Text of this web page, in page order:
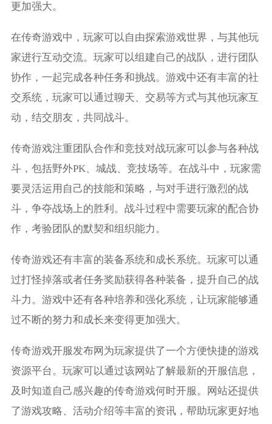
更加强大。
在传奇游戏中，玩家可以自由探索游戏世界，与其他玩
家进行互动交流。玩家可以组建自己的战队，进行团队
协作，一起完成各种任务和挑战。游戏中还有丰富的社
交系统，玩家可以通过聊天、交易等方式与其他玩家互
动，结交朋友，共同战斗。
传奇游戏注重团队合作和竞技对战玩家可以参与各种战
斗，包括野外PK、城战、竞技场等。在战斗中，玩家需
要灵活运用自己的技能和策略，与对手进行激烈的战
斗，争夺战场上的胜利。战斗过程中需要玩家的配合协
作，考验团队的默契和组织能力。
传奇游戏还有丰富的装备系统和成长系统。玩家可以通
过打怪掉落或者任务奖励获得各种装备，提升自己的战
斗力。游戏中还有各种培养和强化系统，让玩家能够通
过不断的努力和成长来变得更加强大。
传奇游戏开服发布网为玩家提供了一个方便快捷的游戏
资源平台。玩家可以通过该网站了解最新的开服信息，
及时知道自己感兴趣的传奇游戏何时开服。网站还提供
了游戏攻略、活动介绍等丰富的资讯，帮助玩家更好地